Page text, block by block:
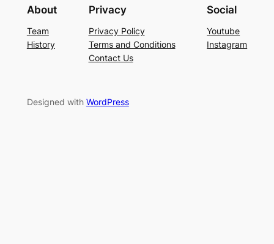
About
Team
History
Privacy
Privacy Policy
Terms and Conditions
Contact Us
Social
Youtube
Instagram
Designed with WordPress